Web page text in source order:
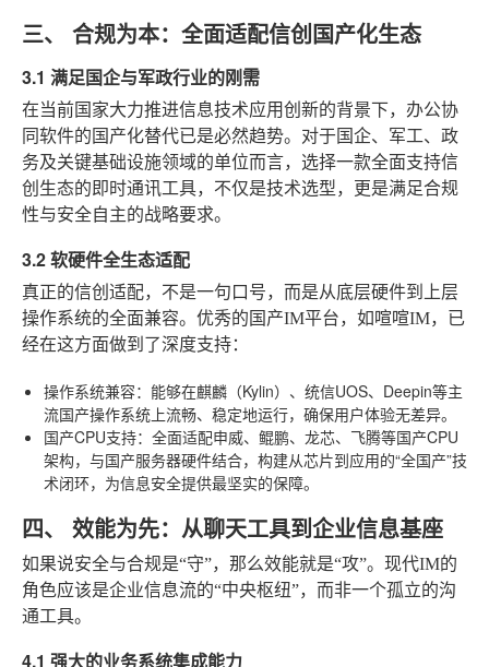
三、 合规为本：全面适配信创国产化生态
3.1 满足国企与军政行业的刚需
在当前国家大力推进信息技术应用创新的背景下，办公协
同软件的国产化替代已是必然趋势。对于国企、军工、政
务及关键基础设施领域的单位而言，选择一款全面支持信
创生态的即时通讯工具，不仅是技术选型，更是满足合规
性与安全自主的战略要求。
3.2 软硬件全生态适配
真正的信创适配，不是一句口号，而是从底层硬件到上层
操作系统的全面兼容。优秀的国产IM平台，如喧喧IM，已
经在这方面做到了深度支持：
操作系统兼容：能够在麒麟（Kylin）、统信UOS、Deepin等主
流国产操作系统上流畅、稳定地运行，确保用户体验无差异。
国产CPU支持：全面适配申威、鲲鹏、龙芯、飞腾等国产CPU
架构，与国产服务器硬件结合，构建从芯片到应用的“全国产”技
术闭环，为信息安全提供最坚实的保障。
四、 效能为先：从聊天工具到企业信息基座
如果说安全与合规是“守”，那么效能就是“攻”。现代IM的
角色应该是企业信息流的“中央枢纽”，而非一个孤立的沟
通工具。
4.1 强大的业务系统集成能力